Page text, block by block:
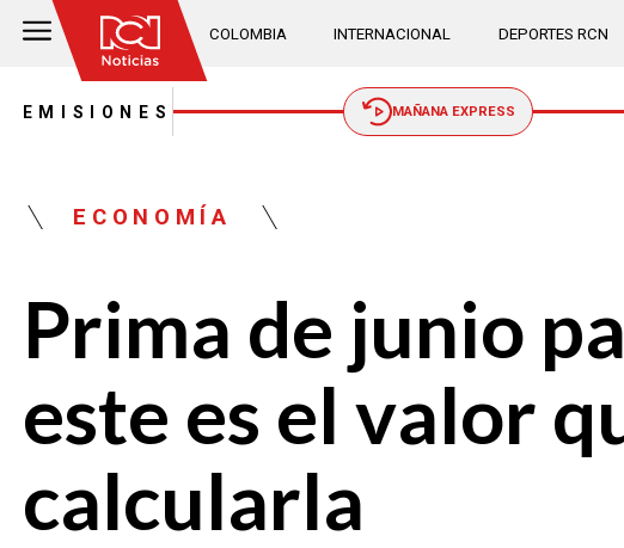
COLOMBIA INTERNACIONAL DEPORTES RCN
EMISIONES MAÑANA EXPRESS
ECONOMÍA
Prima de junio
este es el valor
calcularla